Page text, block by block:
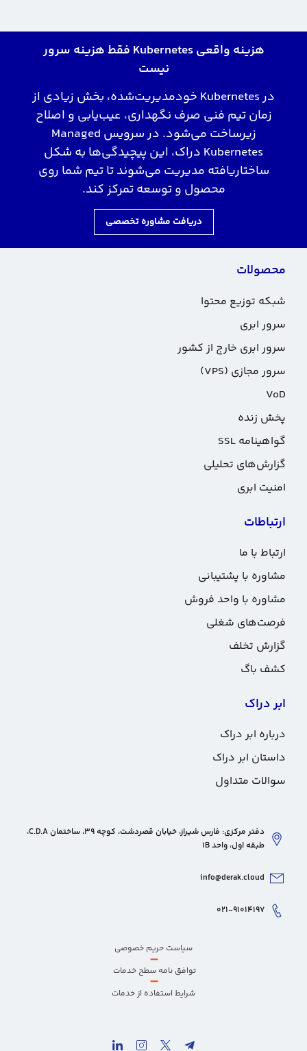
هزینه واقعی Kubernetes فقط هزینه سرور
نیست
در Kubernetes خودمدیریت‌شده، بخش زیادی از
زمان تیم فنی صرف نگهداری، عیب‌یابی و اصلاح
زیرساخت می‌شود. در سرویس Managed
Kubernetes دراک، این پیچیدگی‌ها به شکل
ساختاریافته مدیریت می‌شوند تا تیم شما روی
محصول و توسعه تمرکز کند.
دریافت مشاوره تخصصی
محصولات
شبکه توزیع محتوا
سرور ابری
سرور ابری خارج از کشور
سرور مجازی (VPS)
VoD
پخش زنده
گواهینامه SSL
گزارش‌های تحلیلی
امنیت ابری
ارتباطات
ارتباط با ما
مشاوره با پشتیبانی
مشاوره با واحد فروش
فرصت‌های شغلی
گزارش تخلف
کشف باگ
ابر دراک
درباره ابر دراک
داستان ابر دراک
سوالات متداول
دفتر مرکزی: فارس شیراز، خیابان قصردشت، کوچه 39، ساختمان C.D.A،
طبقه اول، واحد 1B
info@derak.cloud
۰۲۱-۹۱۰۱۴۱۹۷
سیاست حریم خصوصی
–
توافق نامه سطح خدمات
–
شرایط استفاده از خدمات